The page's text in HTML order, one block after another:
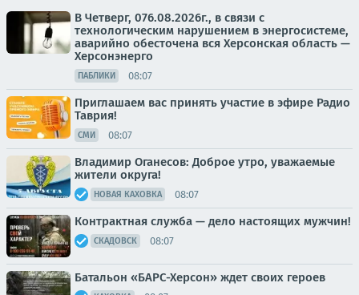
В Четверг, 076.08.2026г., в связи с
технологическим нарушением в энергосистеме,
аварийно обесточена вся Херсонская область —
Херсонэнерго
ПАБЛИКИ 08:07
Приглашаем вас принять участие в эфире Радио
Таврия!
СМИ 08:07
Владимир Оганесов: Доброе утро, уважаемые
жители округа!
НОВАЯ КАХОВКА 08:07
Контрактная служба — дело настоящих мужчин!
СКАДОВСК 08:07
Батальон «БАРС-Херсон» ждет своих героев